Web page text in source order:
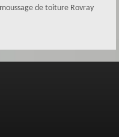
de toiture Rovray